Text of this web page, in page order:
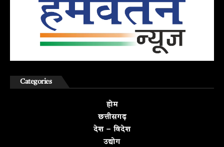
Categories
होम
छत्तीसगढ़
देश – विदेश
उद्योग